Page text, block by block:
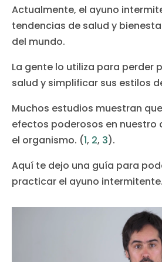
Actualmente, el ayuno
tendencias de salud y
del mundo.
La gente lo utiliza para perder
salud y simplificar sus estilos
Muchos estudios muestran
efectos poderosos en nuestro
el organismo. (1, 2, 3).
Aquí te dejo una guía para
practicar el ayuno intermitente.